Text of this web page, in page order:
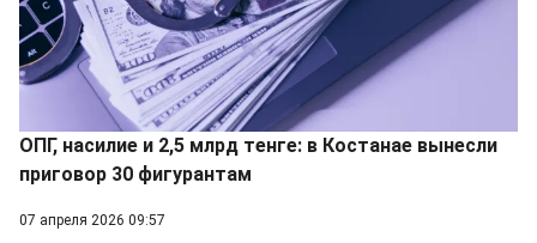
ОПГ, насилие и 2,5 млрд тенге: в Костанае вынесли
приговор 30 фигурантам
07 апреля 2026 09:57